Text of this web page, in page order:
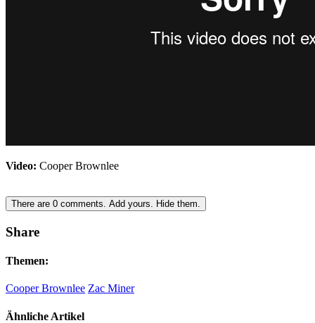
Video: Cooper Brownlee
There are 0 comments. Add yours. Hide them.
Share
Themen:
Cooper Brownlee Zac Miner
Ähnliche Artikel